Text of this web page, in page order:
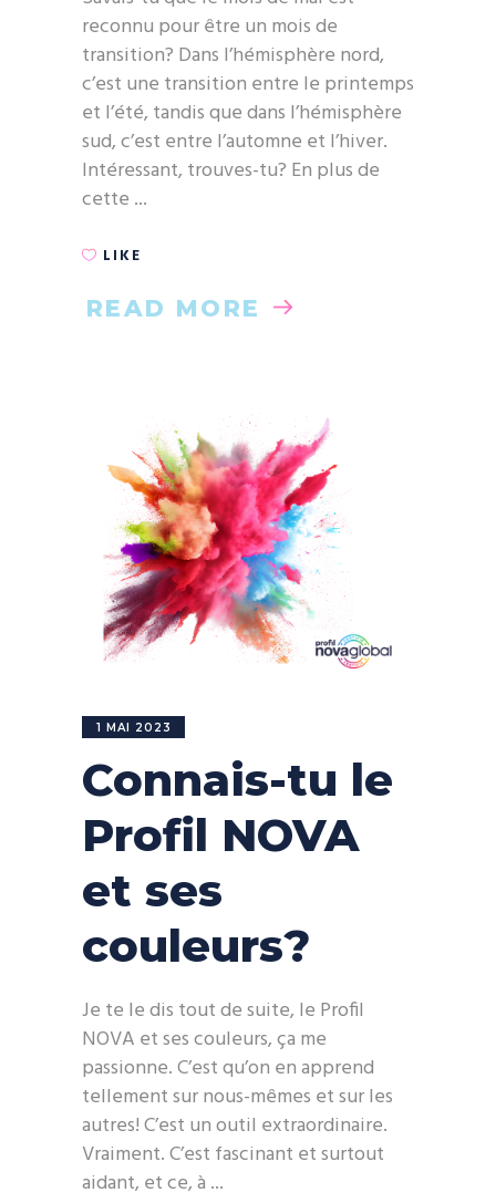
reconnu pour être un mois de
transition? Dans l’hémisphère nord,
c’est une transition entre le printemps
et l’été, tandis que dans l’hémisphère
sud, c’est entre l’automne et l’hiver.
Intéressant, trouves-tu? En plus de
cette
LIKE
READ MORE
1 MAI 2023
Connais-tu le
Profil NOVA
et ses
couleurs?
Je te le dis tout de suite, le Profil
NOVA et ses couleurs, ça me
passionne. C’est qu’on en apprend
tellement sur nous-mêmes et sur les
autres! C’est un outil extraordinaire.
Vraiment. C’est fascinant et surtout
aidant, et ce, à